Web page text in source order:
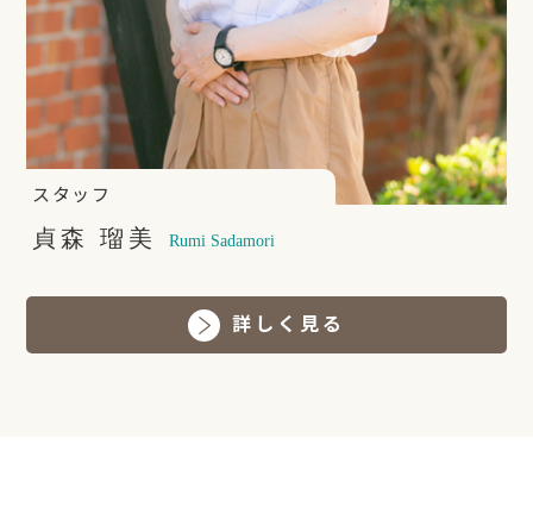
スタッフ
貞森 瑠美 Rumi Sadamori
詳しく見る